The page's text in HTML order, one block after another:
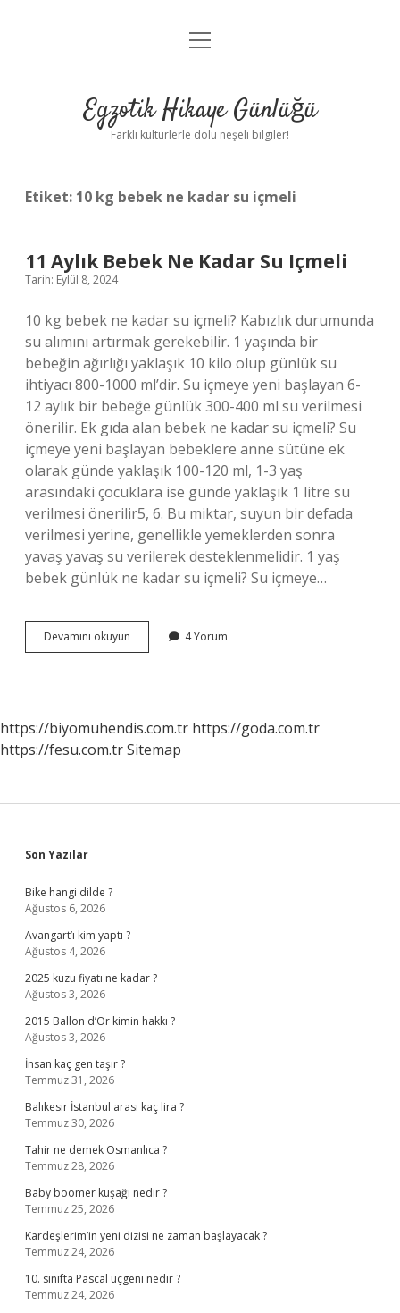
Anasayfa
Yasal Uyarı
menüyü
Egzotik Hikaye Günlüğü
Farklı kültürlerle dolu neşeli bilgiler!
Etiket: 10 kg bebek ne kadar su içmeli
11 Aylık Bebek Ne Kadar Su Içmeli
Tarih: Eylül 8, 2024
10 kg bebek ne kadar su içmeli? Kabızlık durumunda
su alımını artırmak gerekebilir. 1 yaşında bir
bebeğin ağırlığı yaklaşık 10 kilo olup günlük su
ihtiyacı 800-1000 ml’dir. Su içmeye yeni başlayan 6-
12 aylık bir bebeğe günlük 300-400 ml su verilmesi
önerilir. Ek gıda alan bebek ne kadar su içmeli? Su
içmeye yeni başlayan bebeklere anne sütüne ek
olarak günde yaklaşık 100-120 ml, 1-3 yaş
arasındaki çocuklara ise günde yaklaşık 1 litre su
verilmesi önerilir5, 6. Bu miktar, suyun bir defada
verilmesi yerine, genellikle yemeklerden sonra
yavaş yavaş su verilerek desteklenmelidir. 1 yaş
bebek günlük ne kadar su içmeli? Su içmeye…
Devamını okuyun
Aylık
Içmeli
4 Yorum
https://biyomuhendis.com.tr https://goda.com.tr
https://fesu.com.trSitemap
Sidebar
Son Yazılar
Bike hangi dilde ?
Ağustos 6, 2026
Avangart’ı kim yaptı ?
Ağustos 4, 2026
2025 kuzu fiyatı ne kadar ?
Ağustos 3, 2026
2015 Ballon d’Or kimin hakkı ?
Ağustos 3, 2026
İnsan kaç gen taşır ?
Temmuz 31, 2026
Balıkesir İstanbul arası kaç lira ?
Temmuz 30, 2026
Tahir ne demek Osmanlıca ?
Temmuz 28, 2026
Baby boomer kuşağı nedir ?
Temmuz 25, 2026
Kardeşlerim’in yeni dizisi ne zaman başlayacak ?
Temmuz 24, 2026
10. sınıfta Pascal üçgeni nedir ?
Temmuz 24, 2026